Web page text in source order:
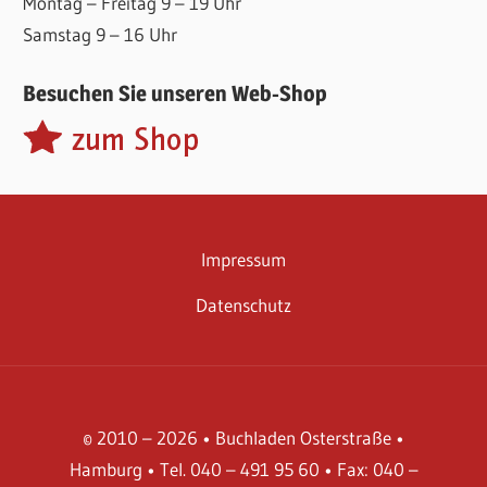
Samstag 9 – 16 Uhr
Besuchen Sie unseren Web-Shop
Impressum
Datenschutz
© 2010 – 2026 • Buchladen Osterstraße •
Hamburg • Tel. 040 – 491 95 60 • Fax: 040 –